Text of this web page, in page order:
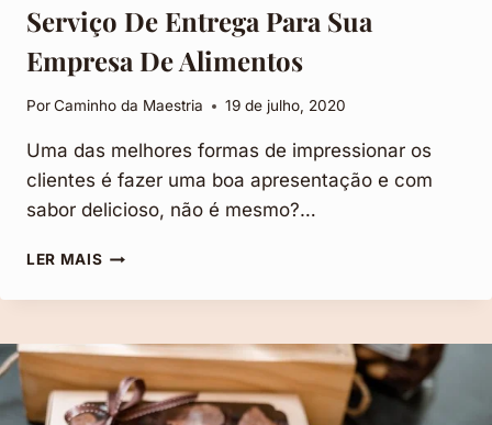
Serviço De Entrega Para Sua
Empresa De Alimentos
PorCaminho da Maestria 19 de julho, 2020
Uma das melhores formas de impressionar os
clientes é fazer uma boa apresentação e com
sabor delicioso, não é mesmo?…
LER MAIS3
DE
CRIAR
O
MELHOR
SERVIÇO